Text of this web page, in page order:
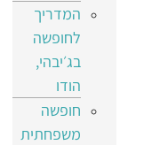
המדריך
לחופשה
בג׳יבהי,
הודו
חופשה
משפחתית